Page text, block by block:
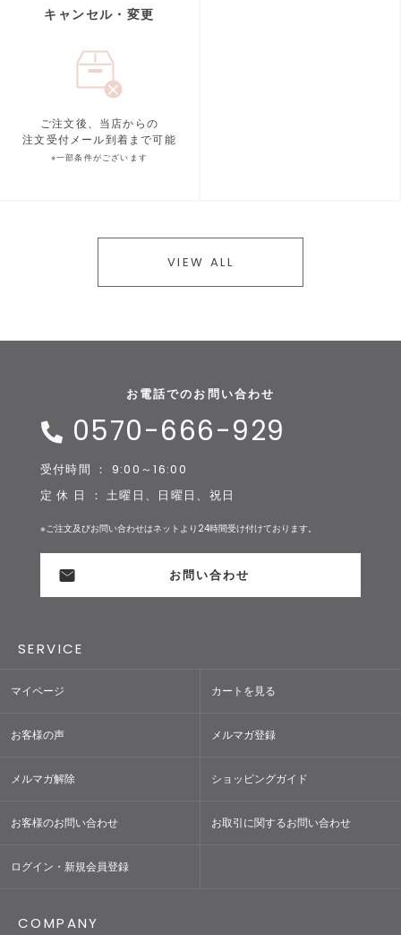
キャンセル・変更
ご注文後、当店からの
注文受付メール到着まで可能
※一部条件がございます
VIEW ALL
お電話でのお問い合わせ
0570-666-929
受付時間 ： 9:00～16:00
定 休 日 ： 土曜日、日曜日、祝日
※ご注文及びお問い合わせはネットより24時間受け付けております。
お問い合わせ
SERVICE
マイページ カートを見る
お客様の声 メルマガ登録
メルマガ解除 ショッピングガイド
お客様のお問い合わせ お取引に関するお問い合わせ
ログイン・新規会員登録
COMPANY